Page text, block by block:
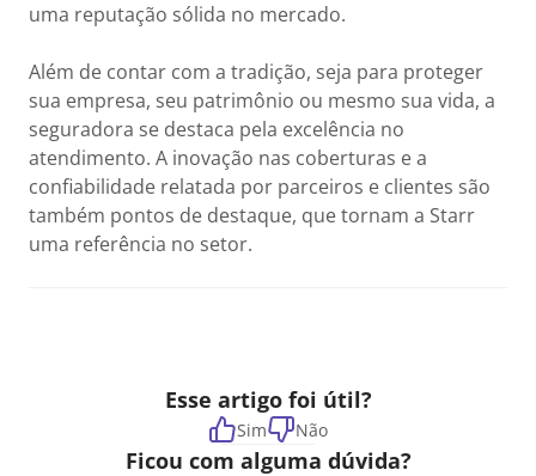
uma reputação sólida no mercado.
Além de contar com a tradição, seja para proteger
sua empresa, seu patrimônio ou mesmo sua vida, a
seguradora se destaca pela excelência no
atendimento. A inovação nas coberturas e a
confiabilidade relatada por parceiros e clientes são
também pontos de destaque, que tornam a Starr
uma referência no setor.
Esse artigo foi útil?
Sim Não
Ficou com alguma dúvida?